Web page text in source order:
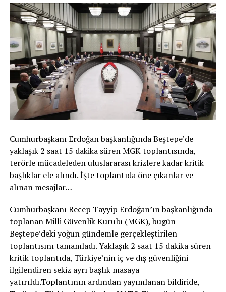
Cumhurbaşkanı Erdoğan başkanlığında Beştepe’de
yaklaşık 2 saat 15 dakika süren MGK toplantısında,
terörle mücadeleden uluslararası krizlere kadar kritik
başlıklar ele alındı. İşte toplantıda öne çıkanlar ve
alınan mesajlar…
Cumhurbaşkanı Recep Tayyip Erdoğan’ın başkanlığında
toplanan Milli Güvenlik Kurulu (MGK), bugün
Beştepe’deki yoğun gündemle gerçekleştirilen
toplantısını tamamladı. Yaklaşık 2 saat 15 dakika süren
kritik toplantıda, Türkiye’nin iç ve dış güvenliğini
ilgilendiren sekiz ayrı başlık masaya
yatırıldı.Toplantının ardından yayımlanan bildiride,